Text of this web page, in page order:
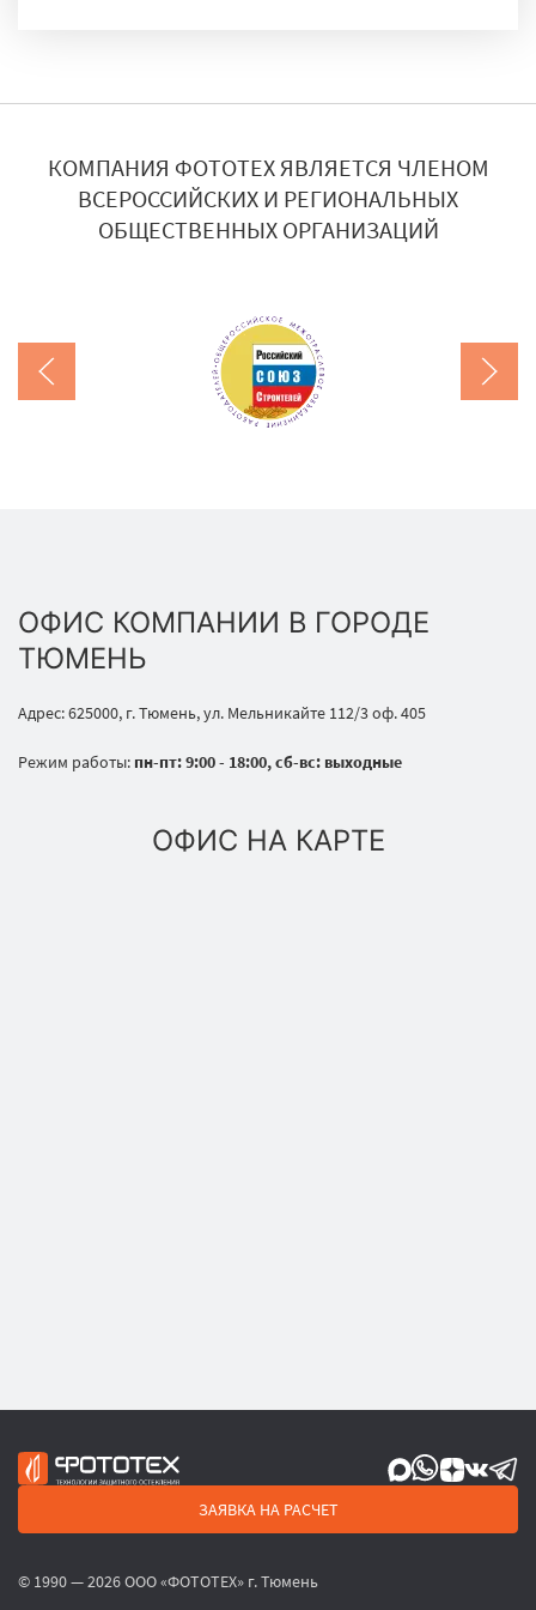
КОМПАНИЯ ФОТОТЕХ ЯВЛЯЕТСЯ ЧЛЕНОМ
ВСЕРОССИЙСКИХ И РЕГИОНАЛЬНЫХ
ОБЩЕСТВЕННЫХ ОРГАНИЗАЦИЙ
ОФИС КОМПАНИИ В ГОРОДЕ
ТЮМЕНЬ
Адрес: 625000, г. Тюмень, ул. Мельникайте 112/3 оф. 405
Режим работы: пн-пт: 9:00 - 18:00, сб-вс: выходные
ОФИС НА КАРТЕ
ЗАЯВКА НА РАСЧЕТ
© 1990 — 2026 ООО «ФОТОТЕХ» г. Тюмень